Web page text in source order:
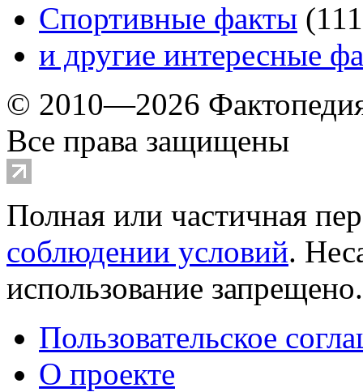
Спортивные факты (111
и другие интересные
© 2010—2026
Все права защищены
Полная или частичная
соблюдении условий.
использование
Пользовательское
О проекте